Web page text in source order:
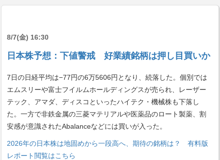
8/7(金) 16:30
日本株予想：下値警戒 好業績銘柄は押し目買いか
7日の日経平均は−77円の6万5606円となり、続落した。個別では
エムスリーや富士フイルムホールディングスが売られ、レーザー
テック、アマダ、ディスコといったハイテク・機械株も下落し
た。一方で非鉄金属の三菱マテリアルや医薬品のロート製薬、割
安感が意識されたAbalanceなどには買いが入った。
2026年の日本株は地固めから一段高へ、期待の銘柄は？ 有料版
レポート閲覧はこちら